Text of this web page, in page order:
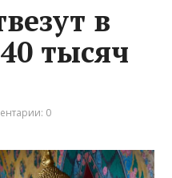
в
тысяч
0